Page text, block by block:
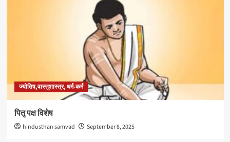
ज्योतिष,वास्तुशास्त्र, धर्म-कर्म
पितृ पक्ष विशेष
hindusthan samvad September 8, 2025